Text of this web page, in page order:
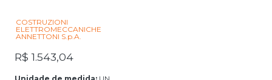
COSTRUZIONI
ELETTROMECCANICHE
ANNETTONI S.p.A.
R$ 1.543,04